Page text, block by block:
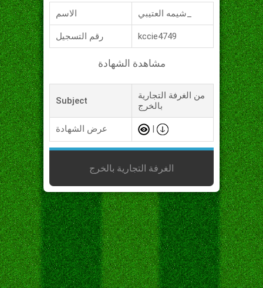
الاسم
رقم التسجيل kccie4749
مشاهدة الشهادة
Subject
من الغرفة التجارية
بالخرج
عرض الشهادة
الغرفة التجارية بالخرج